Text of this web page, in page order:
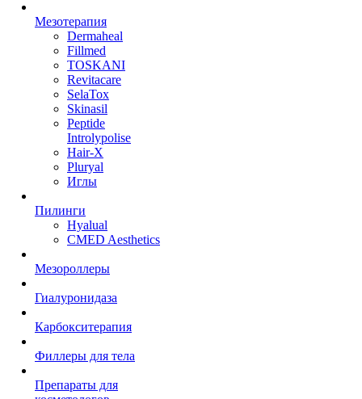
Мезотерапия
Dermaheal
Fillmed
TOSKANI
Revitacare
SelaTox
Skinasil
Peptide
Introlypolise
Hair-X
Pluryal
Иглы
Пилинги
Hyalual
CMED Aesthetics
Мезороллеры
Гиалуронидаза
Карбокситерапия
Филлеры для тела
Препараты для